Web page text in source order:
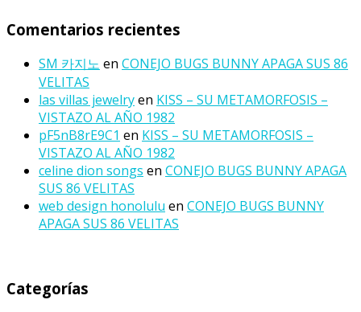
Comentarios recientes
SM 카지노 en CONEJO BUGS BUNNY APAGA SUS 86
VELITAS
las villas jewelryen KISS – SU METAMORFOSIS –
VISTAZO AL AÑO 1982
pF5nB8rE9C1 en KISS – SU METAMORFOSIS –
VISTAZO AL AÑO 1982
celine dion songs en CONEJO BUGS BUNNY APAGA
SUS 86 VELITAS
web design honolulu en CONEJO BUGS BUNNY
APAGA SUS 86 VELITAS
Categorías